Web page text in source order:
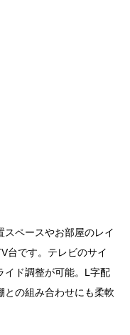
スペースやお部屋のレイ
台です。テレビのサイ
イド調整が可能。L字配
との組み合わせにも柔軟